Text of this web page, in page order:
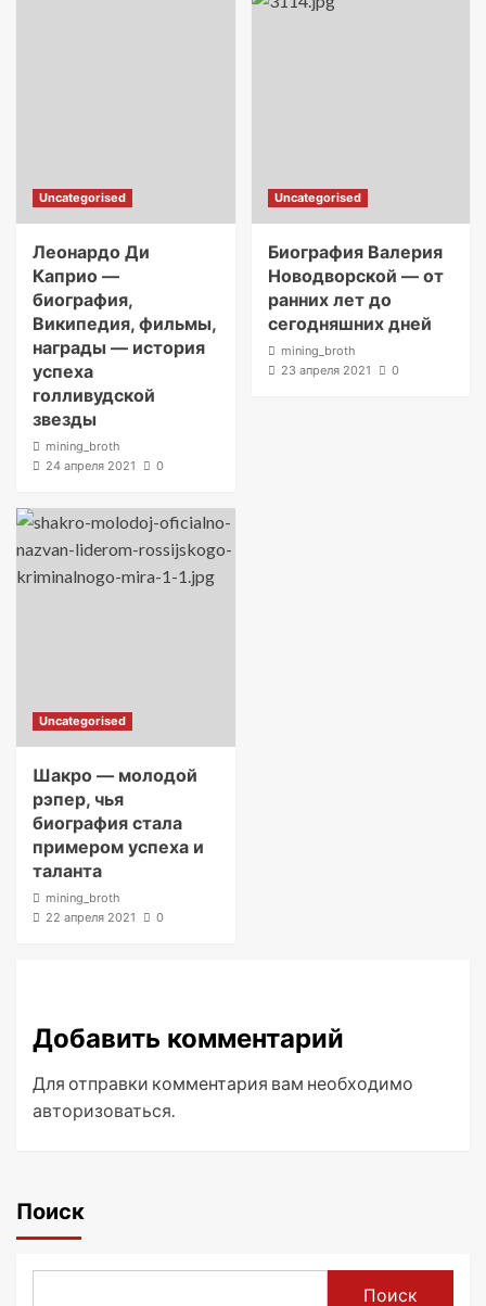
Uncategorised
Леонардо Ди
Каприо —
биография,
Википедия, фильмы,
награды — история
успеха
голливудской
звезды
mining_broth
24 апреля 2021
0
Uncategorised
Биография Валерия
Новодворской — от
ранних лет до
сегодняшних дней
mining_broth
23 апреля 2021
0
Uncategorised
Шакро — молодой
рэпер, чья
биография стала
примером успеха и
таланта
mining_broth
22 апреля 2021
0
Добавить комментарий
Для отправки комментария вам необходимо
авторизоваться.
Поиск
Поиск